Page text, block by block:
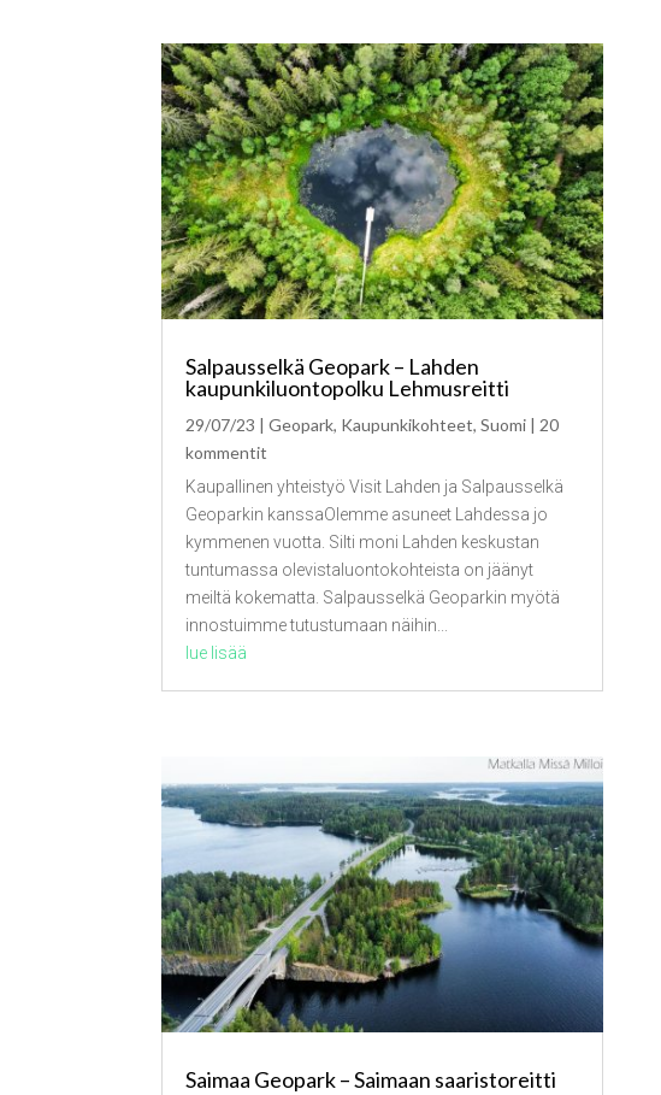
Salpausselkä Geopark – Lahden
kaupunkiluontopolku Lehmusreitti
29/07/23 |Geopark, Kaupunkikohteet,Suomi | 20
kommentit
Kaupallinen yhteistyö Visit Lahden ja Salpausselkä
Geoparkin kanssaOlemme asuneet Lahdessa jo
kymmenen vuotta. Silti moni Lahden keskustan
tuntumassa olevistaluontokohteista on jäänyt
meiltä kokematta. Salpausselkä Geoparkin myötä
innostuimme tutustumaan näihin...
lue lisää
Saimaa Geopark – Saimaan saaristoreitti